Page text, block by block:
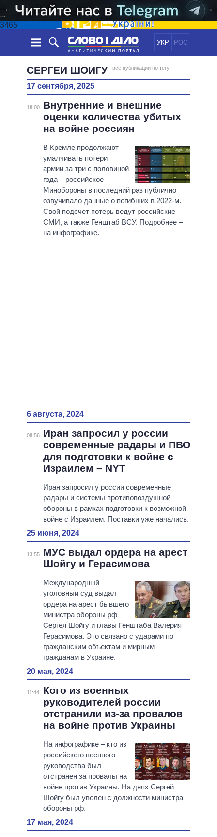
3465
УКР РОС
НОВОСТИ
ЛЕНТА
СОБЫТИЯ
СТАТЬИ
МНЕНИЯ
ОБЗОРЫ
ДАЙДЖЕСТЫ
ЭКОНОМИКА
ОБЩЕСТВО
МИР
ОБЕЩАНИЯ
ПОЛИТИКИ
ВСЕ ПОЛИТИКИ
ПРЕЗИДЕНТ И ОФИС
ВЕРХОВНАЯ РАДА
КАБИНЕТ МИНИСТРОВ
ГЛАВЫ ОБЛАДМИНИСТРАЦИЙ
МЭРЫ
ВСЕ ПЕРСОНЫ
ИНФОГРАФИКА
ПОДДЕРЖАТЬ
СРАВНЕНИЕ ПОЛИТИКОВ
СЕРГЕЙ ШОЙГУ все публикации по тегу
17 сентября, 2025
18:00
Внутренние и внешние
оценки количества убитых
на войне россиян
В Кремле продолжают
умалчивать потери
армии за три с половиной
года – российское
Минобороны в последний раз публично
озвучивало данные о погибших в 2022-м.
Свой подсчет потерь ведут российские
СМИ, а также Генштаб ВСУ. Подробнее –
на инфографике.
6 августа, 2024
08:56
Иран запросил у россии
современные радары и ПВО
для подготовки к войне с
Израилем – NYT
Иран запросил у россии современные
радары и системы противовоздушной
обороны в рамках подготовки к возможной
войне с Израилем. Поставки уже начались.
25 июня, 2024
13:55
МУС выдал ордера на арест
Шойгу и Герасимова
Международный
уголовный суд выдал
ордера на арест бывшего
министра обороны рф
Сергея Шойгу и главы Генштаба Валерия
Герасимова. Это связано с ударами по
гражданским объектам и мирным
гражданам в Украине.
20 мая, 2024
11:44
Кого из военных
руководителей россии
отстранили из-за провалов
на войне против Украины
На инфографике – кто из
российского военного
руководства был
отстранен за провалы на
войне против Украины. На днях Сергей
Шойгу был уволен с должности министра
обороны рф.
17 мая, 2024